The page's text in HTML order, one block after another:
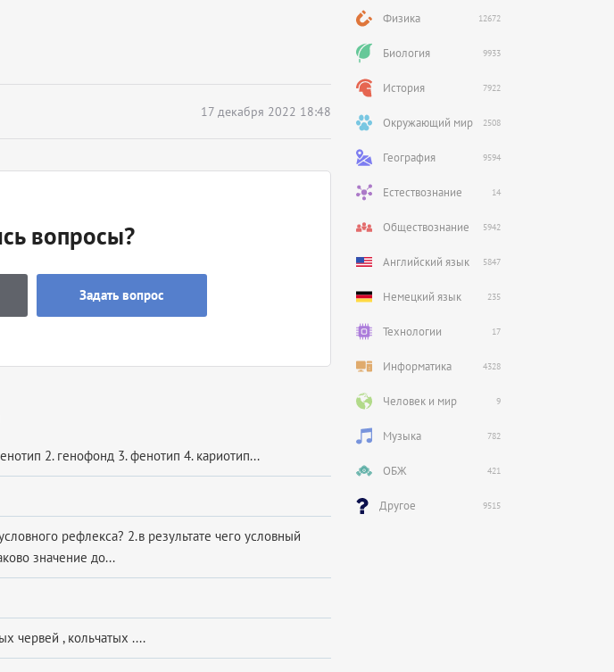
17 декабря 2022 18:48
вопросы?
Задать вопрос
2. генофонд 3. фенотип 4. кариотип...
рефлекса? 2.в результате чего условный
значение до...
червей , кольчатых .​...
Физика 12672
Биология 9933
История 7922
Окружающий мир 2508
География 9594
Естествознание 14
Обществознание 5942
Английский язык 5847
Немецкий язык 235
Технологии 17
Информатика 4328
Человек и мир 9
Музыка 782
ОБЖ 421
Другое 9515